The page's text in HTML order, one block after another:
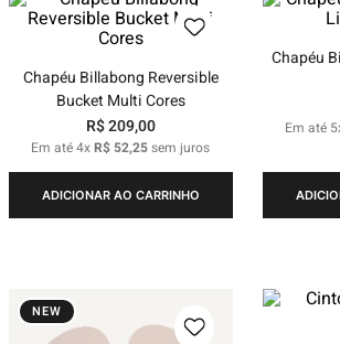
Chapéu Billabong Reversible
Bucket Multi Cores
R$209,00
Em até4xR$ 52,25sem juros
ADICIONAR AO CARRINHO
Chapéu
Em até 5
NEW